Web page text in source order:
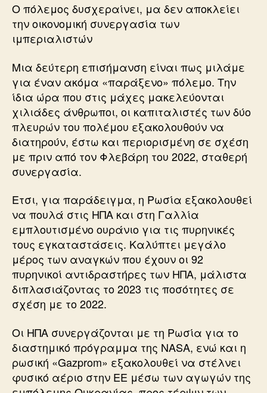
Ο πόλεμος δυσχεραίνει, μα δεν αποκλείει
την οικονομική συνεργασία των
ιμπεριαλιστών
Μια δεύτερη επισήμανση είναι πως μιλάμε
για έναν ακόμα «παράξενο» πόλεμο. Την
ίδια ώρα που στις μάχες μακελεύονται
χιλιάδες άνθρωποι, οι καπιταλιστές των δύο
πλευρών του πολέμου εξακολουθούν να
διατηρούν, έστω και περιορισμένη σε σχέση
με πριν από τον Φλεβάρη του 2022, σταθερή
συνεργασία.
Ετσι, για παράδειγμα, η Ρωσία εξακολουθεί
να πουλά στις ΗΠΑ και στη Γαλλία
εμπλουτισμένο ουράνιο για τις πυρηνικές
τους εγκαταστάσεις. Καλύπτει μεγάλο
μέρος των αναγκών που έχουν οι 92
πυρηνικοί αντιδραστήρες των ΗΠΑ, μάλιστα
διπλασιάζοντας το 2023 τις ποσότητες σε
σχέση με το 2022.
Οι ΗΠΑ συνεργάζονται με τη Ρωσία για το
διαστημικό πρόγραμμα της NASA, ενώ και η
ρωσική «Gazprom» εξακολουθεί να στέλνει
φυσικό αέριο στην ΕΕ μέσω των αγωγών της